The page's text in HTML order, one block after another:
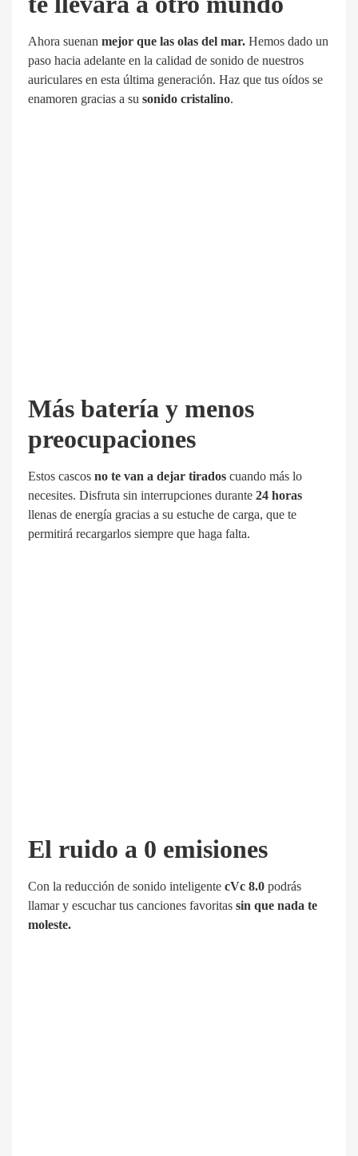
Ahora suenan mejor que las olas del mar. Hemos dado un
paso hacia adelante en la calidad de sonido de nuestros
auriculares en esta última generación. Haz que tus oídos se
enamoren gracias a su sonido cristalino.
Más batería y menos
preocupaciones
Estos cascos no te van a dejar tirados cuando más lo
necesites. Disfruta sin interrupciones durante 24 horas
llenas de energía gracias a su estuche de carga, que te
permitirá recargarlos siempre que haga falta.
El ruido a 0 emisiones
Con la reducción de sonido inteligente cVc 8.0 podrás
llamar y escuchar tus canciones favoritas sin que nada te
moleste.